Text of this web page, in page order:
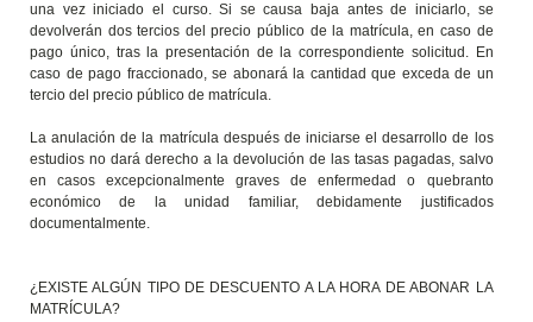
una vez iniciado el curso. Si se causa baja antes de iniciarlo, se
devolverán dos tercios del precio público de la matrícula, en caso de
pago único, tras la presentación de la correspondiente solicitud. En
caso de pago fraccionado, se abonará la cantidad que exceda de un
tercio del precio público de matrícula.
La anulación de la matrícula después de iniciarse el desarrollo de los
estudios no dará derecho a la devolución de las tasas pagadas, salvo
en casos excepcionalmente graves de enfermedad o quebranto
económico de la unidad familiar, debidamente justificados
documentalmente.
¿EXISTE ALGÚN TIPO DE DESCUENTO A LA HORA DE ABONAR LA
MATRÍCULA?